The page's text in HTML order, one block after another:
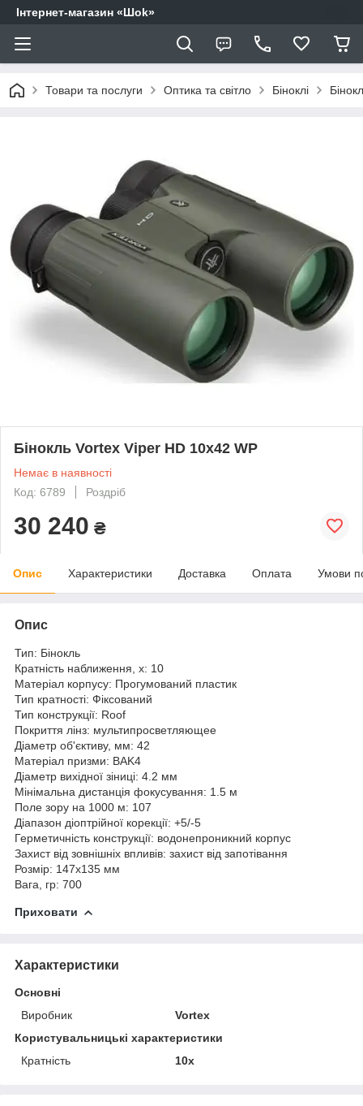
Інтернет-магазин «Шоk»
Товари та послуги Оптика та світло Біноклі
Бінокль Vortex Viper HD 10x42 WP
Немає в наявності
Код: 6789
Роздріб
30 240 ₴
Опис Характеристики Доставка Оплата Умови
Опис
Тип: Бінокль
Кратність наближення, х: 10
Матеріал корпусу: Прогумований пластик
Тип кратності: Фіксований
Тип конструкції: Roof
Покриття лінз: мультипросветляющее
Діаметр об'єктиву, мм: 42
Матеріал призми: BAK4
Діаметр вихідної зіниці: 4.2 мм
Мінімальна дистанція фокусування: 1.5 м
Поле зору на 1000 м: 107
Діапазон діоптрійної корекції: +5/-5
Герметичність конструкції: водонепроникний корпус
Захист від зовнішніх впливів: захист від запотівання
Розмір: 147x135 мм
Вага, гр: 700
Приховати
Характеристики
Основні
Виробник
Vortex
Користувальницькі характеристики
Кратність
10x